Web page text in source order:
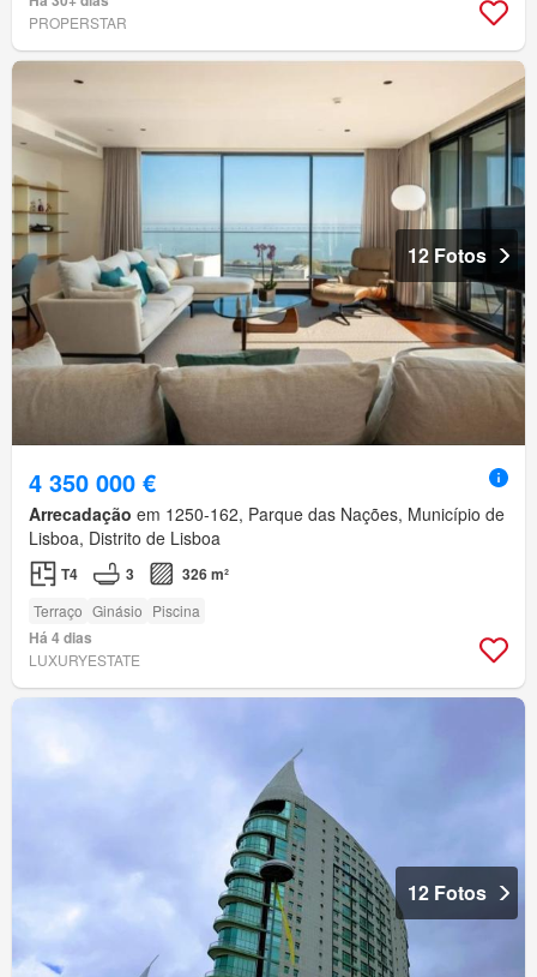
PROPERSTAR
12 Fotos
4 350 000 €
Arrecadação em 1250-162, Parque das Nações, Município de
Lisboa, Distrito de Lisboa
T4 3 326 m²
Terraço Ginásio Piscina
Há 4 dias
LUXURYESTATE
12 Fotos